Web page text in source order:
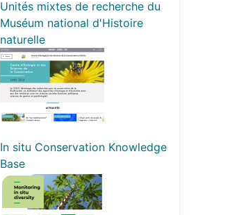
Unités mixtes de recherche du
Muséum national d'Histoire
naturelle
In situ Conservation Knowledge
Base